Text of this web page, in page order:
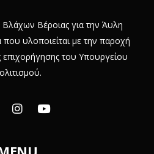
Βέροιας για την Άυλη
που υλοποιείται με την παροχή
επιχορήγησης του Υπουργείου